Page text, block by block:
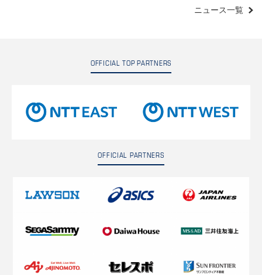
ニュース一覧
OFFICIAL TOP PARTNERS
OFFICIAL PARTNERS